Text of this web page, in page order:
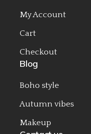
My Account
Cart
Checkout
Blog
Boho style
Autumn vibes
Makeup